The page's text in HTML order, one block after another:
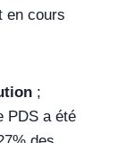
en cours
;
PDS a été